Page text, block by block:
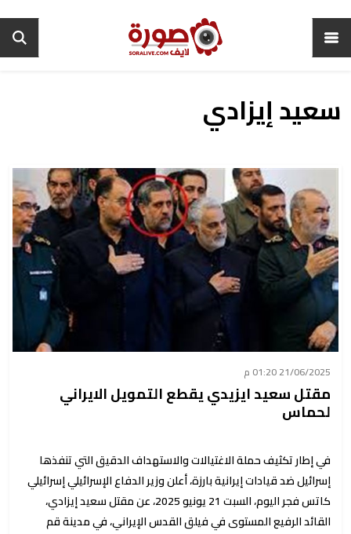
سعيد إيزادي
21/06/2025 01:20 م
مقتل سعيد ايزيدي يقطع التمويل الايراني
لحماس
في إطار تكثيف حملة الاغتيالات والاستهداف الدقيق التي تنفذها
إسرائيل ضد قيادات إيرانية بارزة، أعلن وزير الدفاع الإسرائيلي إسرائيلي
كاتس فجر اليوم، السبت 21 يونيو 2025، عن مقتل سعيد إيزادي،
القائد الرفيع المستوى في فيلق القدس الإيراني، في مدينة قم